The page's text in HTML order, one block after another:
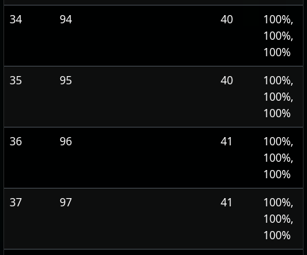
34
94 40
100%,
100%,
100%
35
95 40
100%,
100%,
100%
36
96 41
100%,
100%,
100%
37
97 41
100%,
100%,
100%